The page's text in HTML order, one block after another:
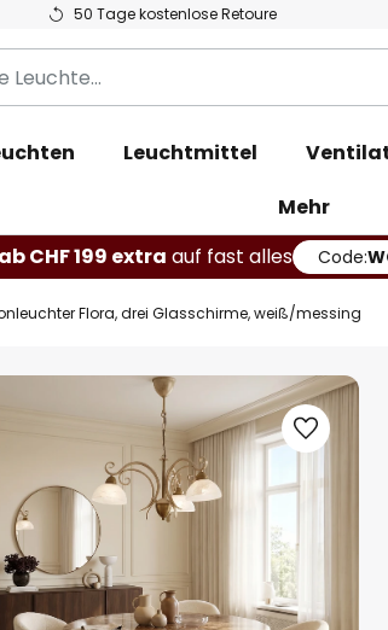
50 Tage kostenlose Retoure
Leuchtmittel
Mehr
CHF 199 extra auf fast alles Code:
Flora, drei Glasschirme, weiß/messing